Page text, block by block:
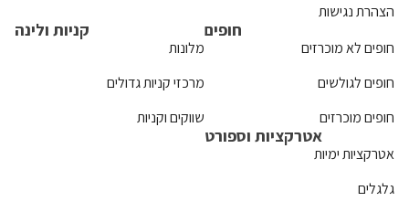
הצהרת נגישות
חופים
חופים לא מוכרזים
חופים לגולשים
חופים מוכרזים
קניות ולינה
מלונות
מרכזי קניות גדולים
שווקים וקניות
אטרקציות וספורט
אטרקציות ימיות
גלגלים